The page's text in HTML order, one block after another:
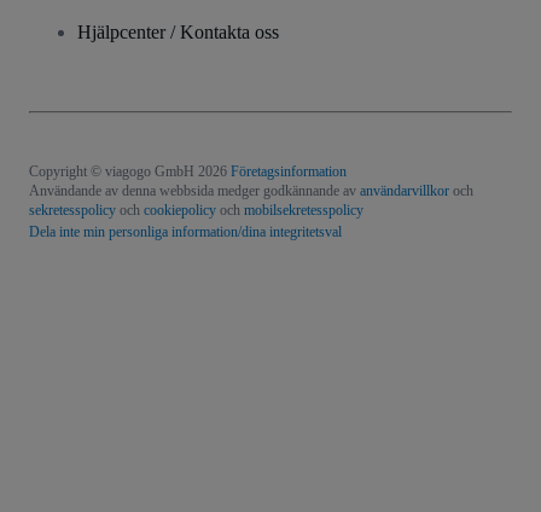
Hjälpcenter / Kontakta oss
Copyright © viagogo GmbH 2026 Företagsinformation
Användande av denna webbsida medger godkännande av användarvillkor och
sekretesspolicy och cookiepolicy och mobilsekretesspolicy
Dela inte min personliga information/dina integritetsval